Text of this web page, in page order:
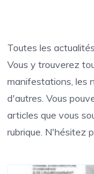
Toutes les
Vous y trouverez
manifestations, les
d'autres. Vous
articles que vous
rubrique. N'hésitez